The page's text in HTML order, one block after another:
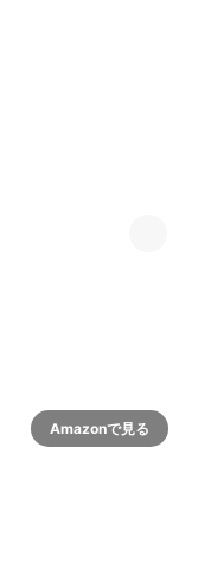
Amazonで見る